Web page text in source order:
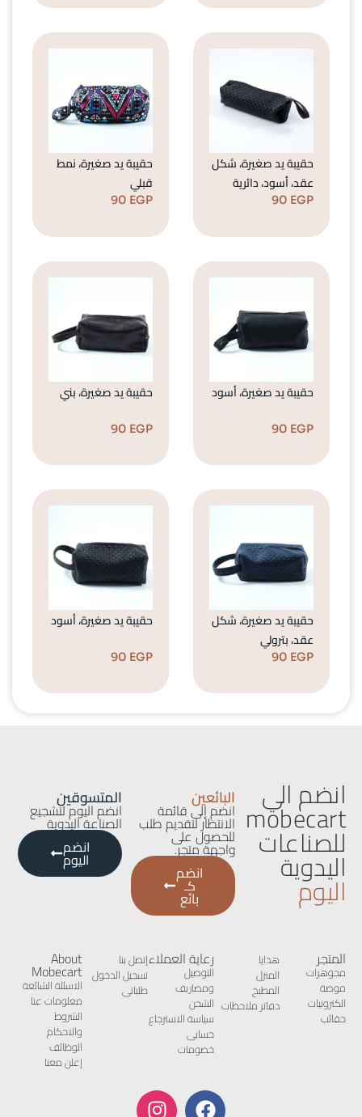
حقيبة يد صغيرة، شكل
عقد، أسود، دائرية
90 EGP
حقيبة يد صغيرة، نمط
قبلي
90 EGP
حقيبة يد صغيرة، أسود
90 EGP
حقيبة يد صغيرة، بني
90 EGP
حقيبة يد صغيرة، شكل
عقد، بترولي
90 EGP
حقيبة يد صغيرة، أسود
90 EGP
انضم الي
mobecart
للصناعات
اليدوية
اليوم
البائعين
انضم إلى قائمة
الانتظار لتقديم طلب
للحصول على
واجهة متجر.
انضم
كـ
بائع
المتسوقين
انضم اليوم لتشجيع
الصناعة اليدوية
انضم
اليوم
المتجر
مجوهرات
موضة
الكترونيات
حقائب
هدايا
المنزل
المطبخ
دفاتر ملاحظات
رعاية العملاء
التوصيل
ومصاريف
الشحن
سياسة الاسترجاع
حسابى
خصومات
إتصل بنا
تسجيل الدخول
طلباتى
About
Mobecart
الاسئلة الشائعة
معلومات عنا
الشروط
والاحكام
الوظائف
إعلن معنا